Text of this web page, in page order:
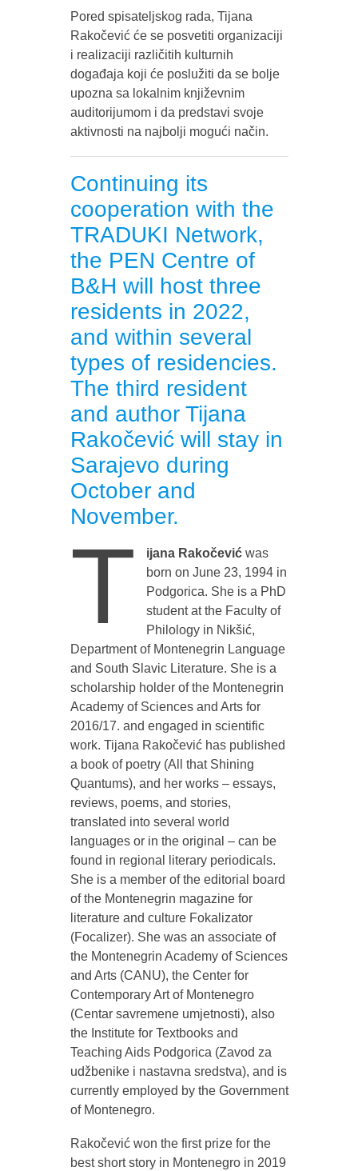
Pored spisateljskog rada, Tijana
Rakočević će se posvetiti organizaciji
i realizaciji različitih kulturnih
događaja koji će poslužiti da se bolje
upozna sa lokalnim književnim
auditorijumom i da predstavi svoje
aktivnosti na najbolji mogući način.
Continuing its
cooperation with the
TRADUKI Network,
the PEN Centre of
B&H will host three
residents in 2022,
and within several
types of residencies.
The third resident
and author Tijana
Rakočević will stay in
Sarajevo during
October and
November.
T ijana Rakočevićwas
born on June 23, 1994 in
Podgorica. She is a PhD
student at the Faculty of
Philology in Nikšić,
Department of Montenegrin Language
and South Slavic Literature. She is a
scholarship holder of the Montenegrin
Academy of Sciences and Arts for
2016/17. and engaged in scientific
work. Tijana Rakočević has published
a book of poetry (All that Shining
Quantums), and her works ‒ essays,
reviews, poems, and stories,
translated into several world
languages or in the original ‒ can be
found in regional literary periodicals.
She is a member of the editorial board
of the Montenegrin magazine for
literature and culture Fokalizator
(Focalizer). She was an associate of
the Montenegrin Academy of Sciences
and Arts (CANU), the Center for
Contemporary Art of Montenegro
(Centar savremene umjetnosti), also
the Institute for Textbooks and
Teaching Aids Podgorica (Zavod za
udžbenike i nastavna sredstva), and is
currently employed by the Government
of Montenegro.
Rakočević won the first prize for the
best short story in Montenegro in 2019